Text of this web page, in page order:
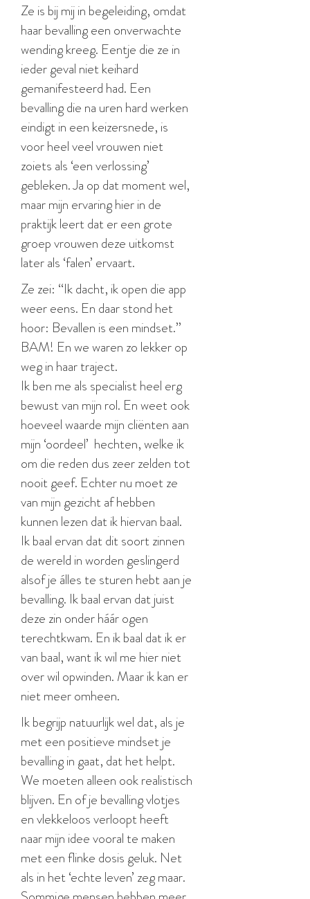
Ze is bij mij in begeleiding, omdat
haar bevalling een onverwachte
wending kreeg. Eentje die ze in
ieder geval niet keihard
gemanifesteerd had. Een
bevalling die na uren hard werken
eindigt in een keizersnede, is
voor heel veel vrouwen niet
zoiets als ‘een verlossing’
gebleken. Ja op dat moment wel,
maar mijn ervaring hier in de
praktijk leert dat er een grote
groep vrouwen deze uitkomst
later als ‘falen’ ervaart.
Ze zei: “Ik dacht, ik open die app
weer eens. En daar stond het
hoor: Bevallen is een mindset.”
BAM! En we waren zo lekker op
weg in haar traject.
Ik ben me als specialist heel erg
bewust van mijn rol. En weet ook
hoeveel waarde mijn cliënten aan
mijn ‘oordeel’ hechten, welke ik
om die reden dus zeer zelden tot
nooit geef. Echter nu moet ze
van mijn gezicht af hebben
kunnen lezen dat ik hiervan baal.
Ik baal ervan dat dit soort zinnen
de wereld in worden geslingerd
alsof je álles te sturen hebt aan je
bevalling. Ik baal ervan dat juist
deze zin onder háár ogen
terechtkwam. En ik baal dat ik er
van baal, want ik wil me hier niet
over wil opwinden. Maar ik kan er
niet meer omheen.
Ik begrijp natuurlijk wel dat, als je
met een positieve mindset je
bevalling in gaat, dat het helpt.
We moeten alleen ook realistisch
blijven. En of je bevalling vlotjes
en vlekkeloos verloopt heeft
naar mijn idee vooral te maken
met een flinke dosis geluk. Net
als in het ‘echte leven’ zeg maar.